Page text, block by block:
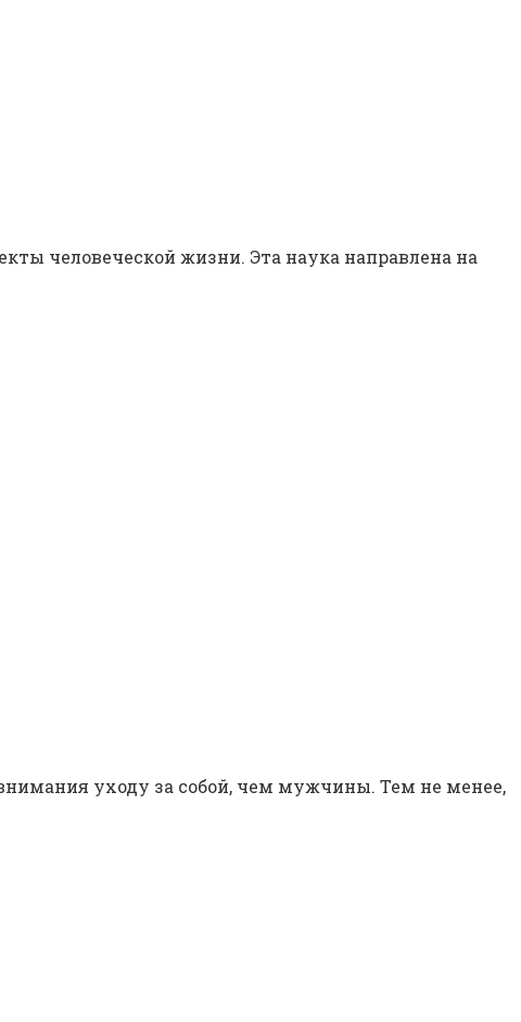
человеческой жизни. Эта наука направлена на
уходу за собой, чем мужчины. Тем не менее,